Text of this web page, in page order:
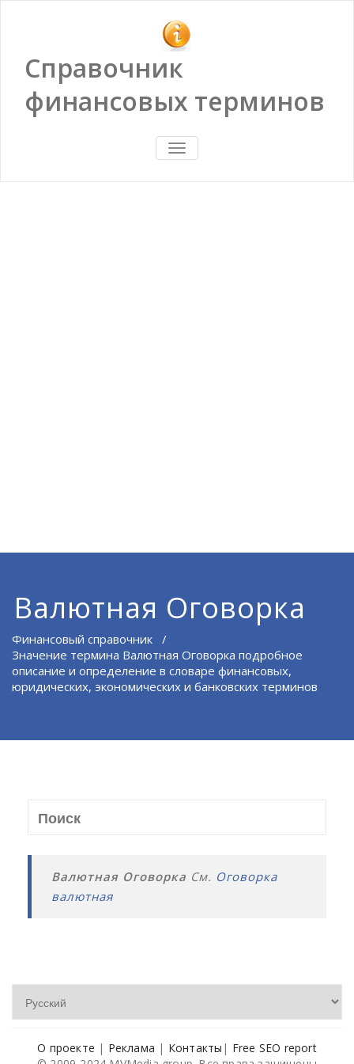
Справочник
финансовых терминов
ПОКАЗАТЬ/
СКРЫТЬ
Валютная Оговорка
Финансовый справочник /
Значение термина Валютная Оговорка подробное
описание и определение в словаре финансовых,
юридических, экономических и банковских терминов
Валютная Оговорка См. Оговорка
валютная
О проекте | Реклама | Контакты | Free SEO report